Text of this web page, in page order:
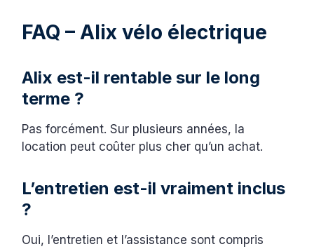
FAQ – Alix vélo électrique
Alix est-il rentable sur le long
terme ?
Pas forcément. Sur plusieurs années, la
location peut coûter plus cher qu’un achat.
L’entretien est-il vraiment inclus
?
Oui, l’entretien et l’assistance sont compris